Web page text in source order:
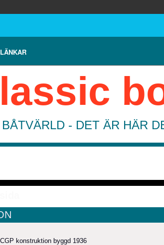
LÄNKAR
- DET ÄR HÄR
konstruktion byggd 1936